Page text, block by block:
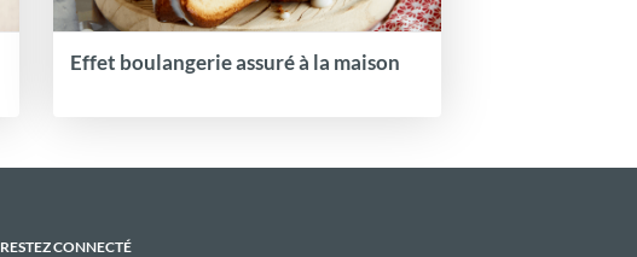
Effet boulangerie assuré à la maison
RESTEZ CONNECTÉ